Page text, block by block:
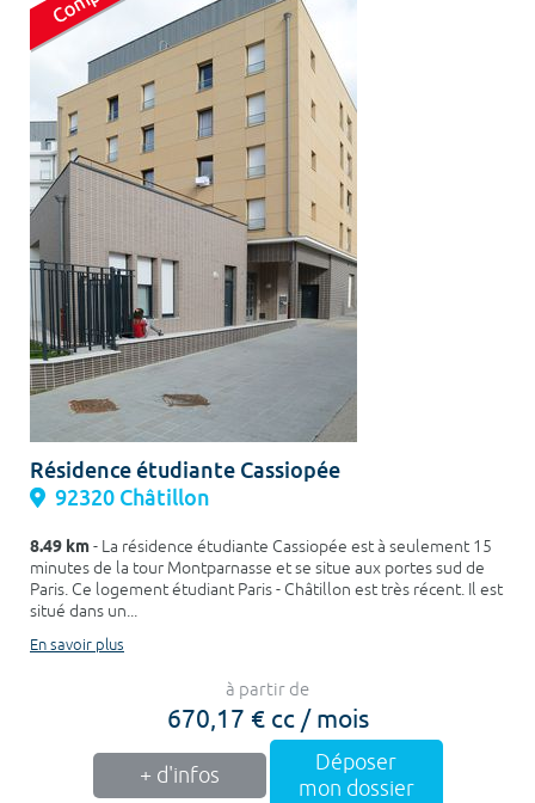
Résidence étudiante Cassiopée
92320 Châtillon
8.49 km- La résidence étudiante Cassiopée est à seulement 15
minutes de la tour Montparnasse et se situe aux portes sud de
Paris. Ce logement étudiant Paris - Châtillon est très récent. Il est
situé dans un...
En savoir plus
à partir de
670,17 € cc / mois
+ d'infos
Déposer
mon dossier